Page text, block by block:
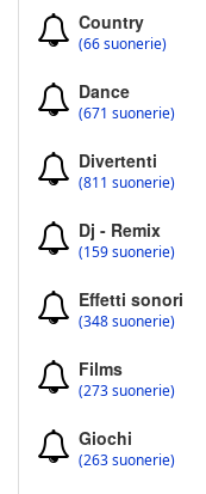
Country
(66 suonerie)
Dance
(671 suonerie)
Divertenti
(811 suonerie)
Dj - Remix
(159 suonerie)
Effetti sonori
(348 suonerie)
Films
(273 suonerie)
Giochi
(263 suonerie)